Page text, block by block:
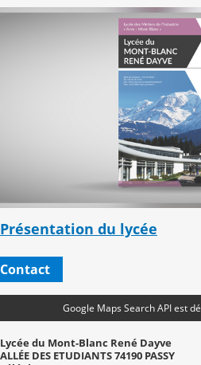
Présentation du lycée
Contact
Google Maps Search API est
Lycée du Mont-Blanc René Dayve
ALLÉE DES ETUDIANTS 74190 PASSY